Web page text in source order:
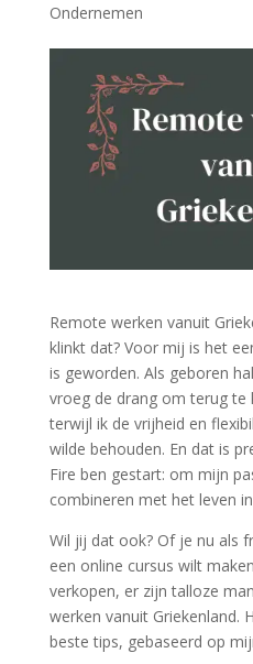
Ondernemen
Remote werken vanuit
klinkt dat? Voor mij is het
is geworden. Als geboren
vroeg de drang om terug
terwijl ik de vrijheid en
wilde behouden. En dat is
Fire ben gestart: om mijn
combineren met het leven
Wil jij dat ook? Of je nu als
een online cursus wilt
verkopen, er zijn talloze
werken vanuit Griekenland.
beste tips, gebaseerd op